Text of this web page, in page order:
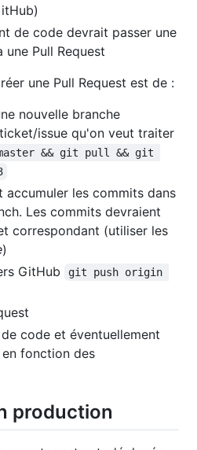
de code devrait passer une
une Pull Request
une Pull Request est de :
nouvelle branche
issue qu'on veut traiter
&& git pull && git
les commits dans
Les commits devraient
correspondant (utiliser les
)
GitHub
git push origin
code et éventuellement
fonction des
production